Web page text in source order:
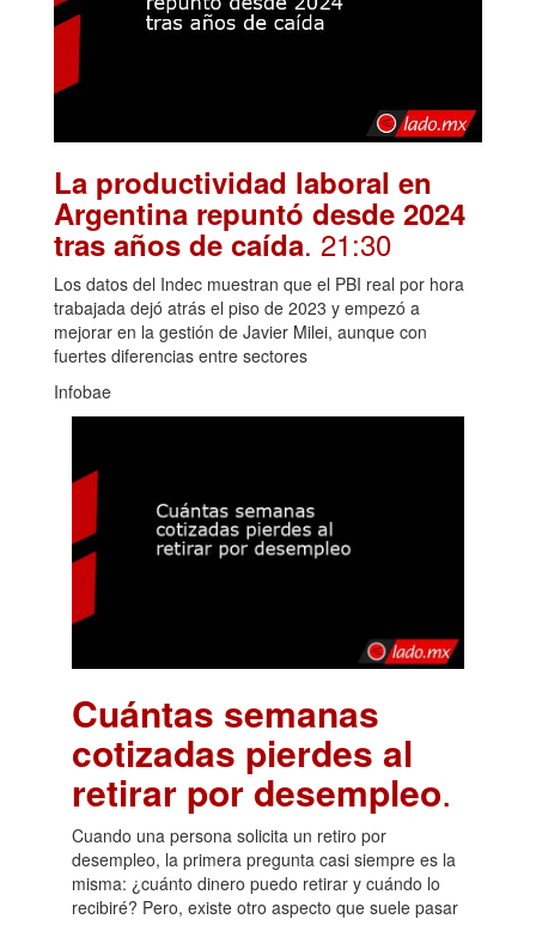
La productividad laboral en
Argentina repuntó desde 2024
tras años de caída. 21:30
Los datos del Indec muestran que el PBI real por hora
trabajada dejó atrás el piso de 2023 y empezó a
mejorar en la gestión de Javier Milei, aunque con
fuertes diferencias entre sectores
Infobae
Cuántas semanas
cotizadas pierdes al
retirar por desempleo.
Cuando una persona solicita un retiro por
desempleo, la primera pregunta casi siempre es la
misma: ¿cuánto dinero puedo retirar y cuándo lo
recibiré? Pero, existe otro aspecto que suele pasar